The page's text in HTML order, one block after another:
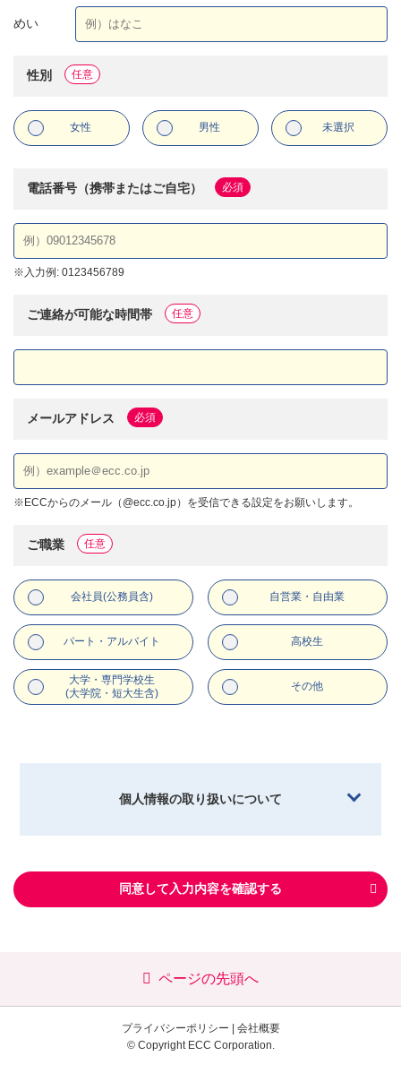
めい
性別 任意
女性 男性 未選択
電話番号（携帯またはご自宅） 必須
※ 入力例: 0123456789
ご連絡が可能な時間帯 任意
メールアドレス 必須
※ECCからのメール（@ecc.co.jp）を受信できる設定をお願いします。
ご職業 任意
会社員(公務員含) 自営業・自由業
パート・アルバイト 高校生
大学・専門学校生
(大学院・短大生含)
その他
個人情報の取り扱いについて
同意して入力内容を確認する
ページの先頭へ
プライバシーポリシー | 会社概要
© Copyright ECC Corporation.